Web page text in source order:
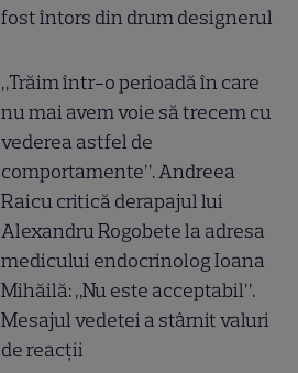
fost întors din drum designerul
„Trăim într-o perioadă în care
nu mai avem voie să trecem cu
vederea astfel de
comportamente”. Andreea
Raicu critică derapajul lui
Alexandru Rogobete la adresa
medicului endocrinolog Ioana
Mihăilă: „Nu este acceptabil”.
Mesajul vedetei a stârnit valuri
de reacții